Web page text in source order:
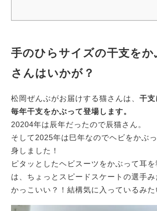
手のひらサイズの干支を
さんはいかが？
松岡ぜんぶがお届けする猫さんは、干支
毎年干支をかぶって登場します。
20204年は辰年だったので辰猫さん。
そして2025年は巳年なのでヘビをかぶ
身しました！
ピタッとしたヘビスーツをかぶって耳
は、ちょっとスピードスケートの選手み
かっこいい？！結構気に入っているみた